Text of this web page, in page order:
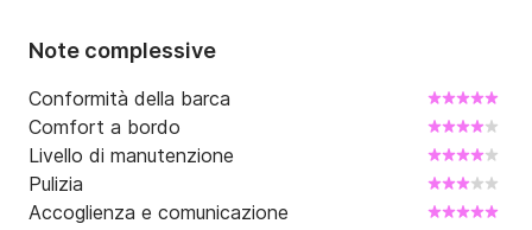
Note complessive
Conformità della barca
Comfort a bordo
Livello di manutenzione
Pulizia
Accoglienza e comunicazione